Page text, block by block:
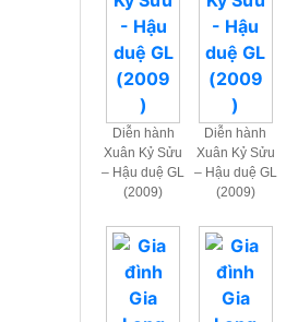
Diễn hành
Xuân Kỷ Sửu
– Hậu duệ GL
(2009)
Diễn hành
Xuân Kỷ Sửu
– Hậu duệ GL
(2009)